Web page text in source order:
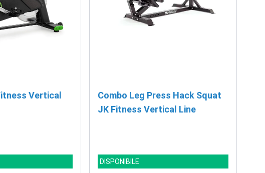
Vertical
Combo Leg Press Hack Squat
JK Fitness Vertical Line
DISPONIBILE